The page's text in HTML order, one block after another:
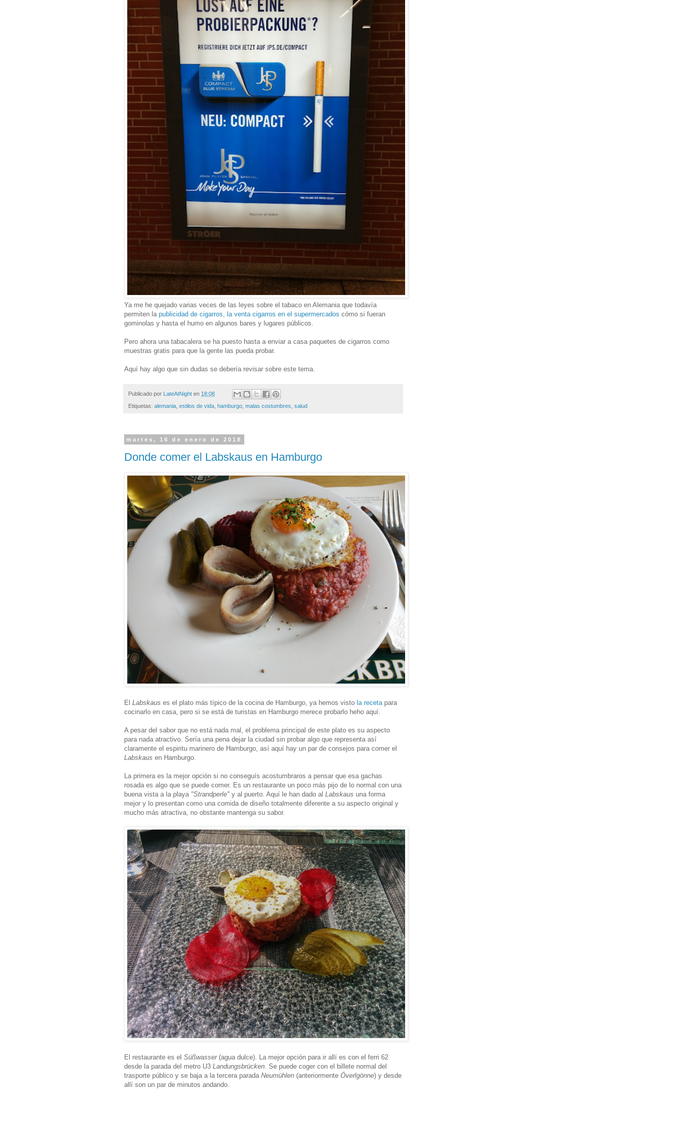
Ya me he quejado varias veces de las leyes sobre el tabaco en Alemania que todavía
permiten la publicidad de cigarros la venta cigarros en el supermercados cómo si fueran
gominolas y hasta el humo en algunos bares y lugares públicos.
Pero ahora una tabacalera se ha puesto hasta a enviar a casa paquetes de cigarros como
muestras gratis para que la gente las pueda probar.
Aquí hay algo que sin dudas se debería revisar sobre este tema.
Publicado por LateAtNight en 18:08
Etiquetas: alemania estilos de vida hamburgo malas costumbres salud
martes, 16 de enero de 2018
Donde comer el Labskaus en Hamburgo
El Labskaus es el plato más típico de la cocina de Hamburgo, ya hemos visto la recetapara
cocinarlo en casa, pero si se está de turistas en Hamburgo merece probarlo heho aquí.
A pesar del sabor que no está nada mal, el problema principal de este plato es su aspecto
para nada atractivo. Sería una pena dejar la ciudad sin probar algo que representa así
claramente el espiritu marinero de Hamburgo, así aquí hay un par de consejos para comer el
Labskaus en Hamburgo.
La primera es la mejor opción si no conseguís acostumbraros a pensar que esa gachas
rosada es algo que se puede comer. Es un restaurante un poco más pijo de lo normal con una
buena vista a la playa "Strandperle" y al puerto. Aquí le han dado al Labskaus una forma
mejor y lo presentan como una comida de diseño totalmente diferente a su aspecto original y
mucho más atractiva, no obstante mantenga su sabor.
El restaurante es el Süßwasser(agua dulce). La mejor opción para ir allí es con el ferri 62
desde la parada del metro U3 Landungsbrücken . Se puede coger con el billete normal del
trasporte público y se baja a la tercera parada Neumühlen (anteriormente Överlgönne) y desde
allí son un par de minutos andando.